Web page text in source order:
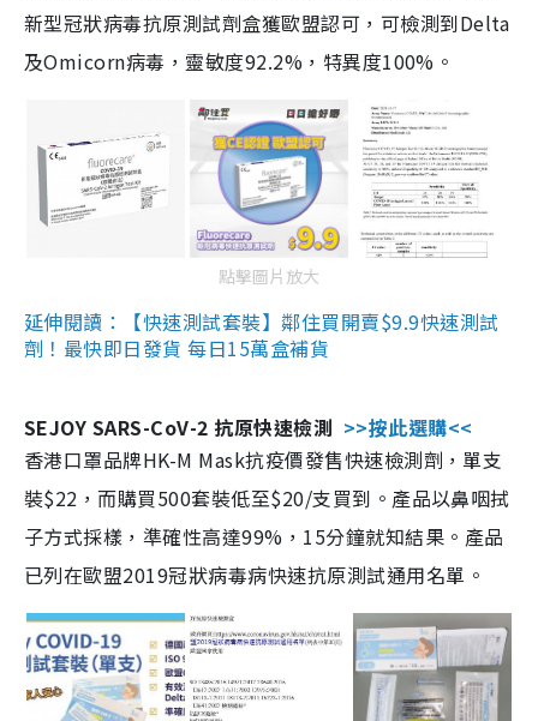
新型冠狀病毒抗原測試劑盒獲歐盟認可，可檢測到Delta
及Omicorn病毒，靈敏度92.2%，特異度100%。
點擊圖片放大
延伸閱讀：【快速測試套裝】鄰住買開賣$9.9快速測試
劑！最快即日發貨 每日15萬盒補貨
SEJOY SARS-CoV-2 抗原快速檢測 >>按此選購<<
香港口罩品牌HK-M Mask抗疫價發售快速檢測劑，單支
裝$22，而購買500套裝低至$20/支買到。產品以鼻咽拭
子方式採樣，準確性高達99%，15分鐘就知結果。產品
已列在歐盟2019冠狀病毒病快速抗原測試通用名單。